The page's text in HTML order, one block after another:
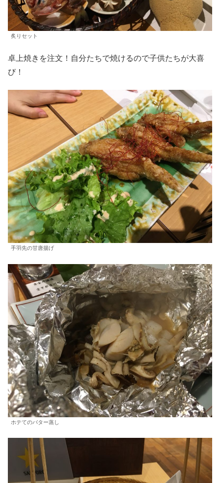
炙りセット
卓上焼きを注文！自分たちで焼けるので子供たちが大喜
び！
手羽先の甘唐揚げ
ホテてのバター蒸し